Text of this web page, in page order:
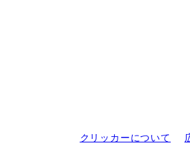
クリッカーについて